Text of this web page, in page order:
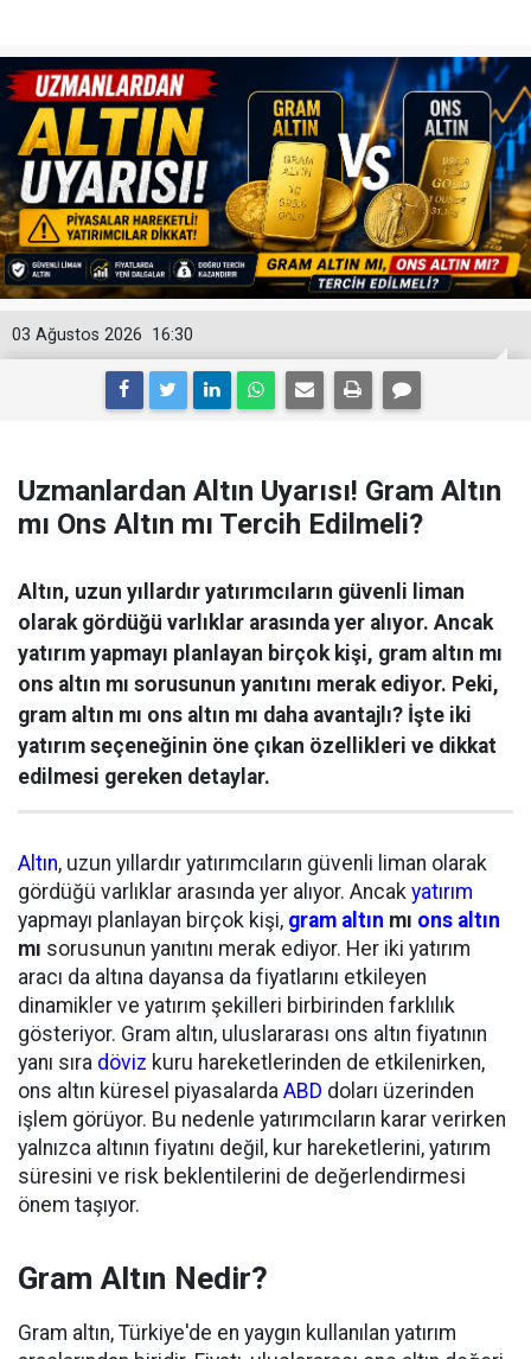
16:30
03 Ağustos 2026
Uzmanlardan Altın Uyarısı! Gram Altın
mı Ons Altın mı Tercih Edilmeli?
Altın, uzun yıllardır yatırımcıların güvenli liman
olarak gördüğü varlıklar arasında yer alıyor. Ancak
yatırım yapmayı planlayan birçok kişi, gram altın mı
ons altın mı sorusunun yanıtını merak ediyor. Peki,
gram altın mı ons altın mı daha avantajlı? İşte iki
yatırım seçeneğinin öne çıkan özellikleri ve dikkat
edilmesi gereken detaylar.
Altın, uzun yıllardır yatırımcıların güvenli liman olarak
gördüğü varlıklar arasında yer alıyor. Ancak yatırım
yapmayı planlayan birçok kişi, gram altın mı ons altın
mı sorusunun yanıtını merak ediyor. Her iki yatırım
aracı da altına dayansa da fiyatlarını etkileyen
dinamikler ve yatırım şekilleri birbirinden farklılık
gösteriyor. Gram altın, uluslararası ons altın fiyatının
yanı sıra döviz kuru hareketlerinden de etkilenirken,
ons altın küresel piyasalarda ABD doları üzerinden
işlem görüyor. Bu nedenle yatırımcıların karar verirken
yalnızca altının fiyatını değil, kur hareketlerini, yatırım
süresini ve risk beklentilerini de değerlendirmesi
önem taşıyor.
Gram Altın Nedir?
Gram altın, Türkiye'de en yaygın kullanılan yatırım